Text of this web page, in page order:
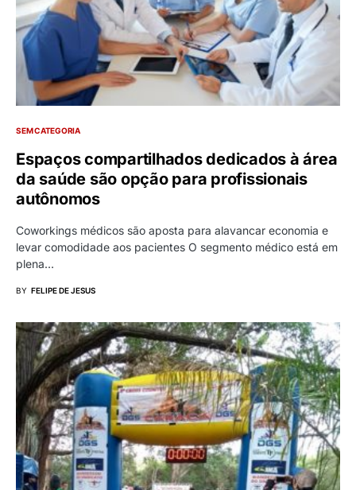
SEM CATEGORIA
Espaços compartilhados dedicados à área
da saúde são opção para profissionais
autônomos
Coworkings médicos são aposta para alavancar economia e
levar comodidade aos pacientes O segmento médico está em
plena…
BY FELIPE DE JESUS